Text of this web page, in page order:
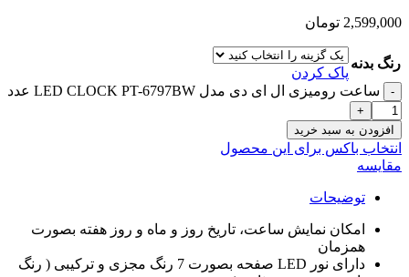
2,599,000 تومان
رنگ بدنه
پاک کردن
ساعت رومیزی ال ای دی مدل LED CLOCK PT-6797BW عدد
افزودن به سبد خرید
انتخاب باکس برای این محصول
مقایسه
توضیحات
امکان نمایش ساعت، تاریخ روز و ماه و روز هفته بصورت
همزمان
دارای نور LED صفحه بصورت 7 رنگ مجزی و ترکیبی ( رنگ